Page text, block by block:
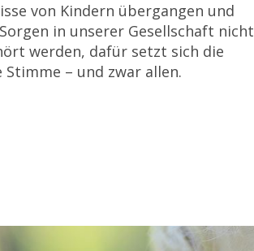
von Kindern übergangen und
in unserer Gesellschaft nicht
werden, dafür setzt sich die
– und zwar allen.